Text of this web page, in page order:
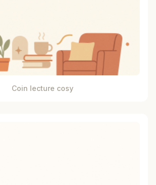
Coin lecture cosy